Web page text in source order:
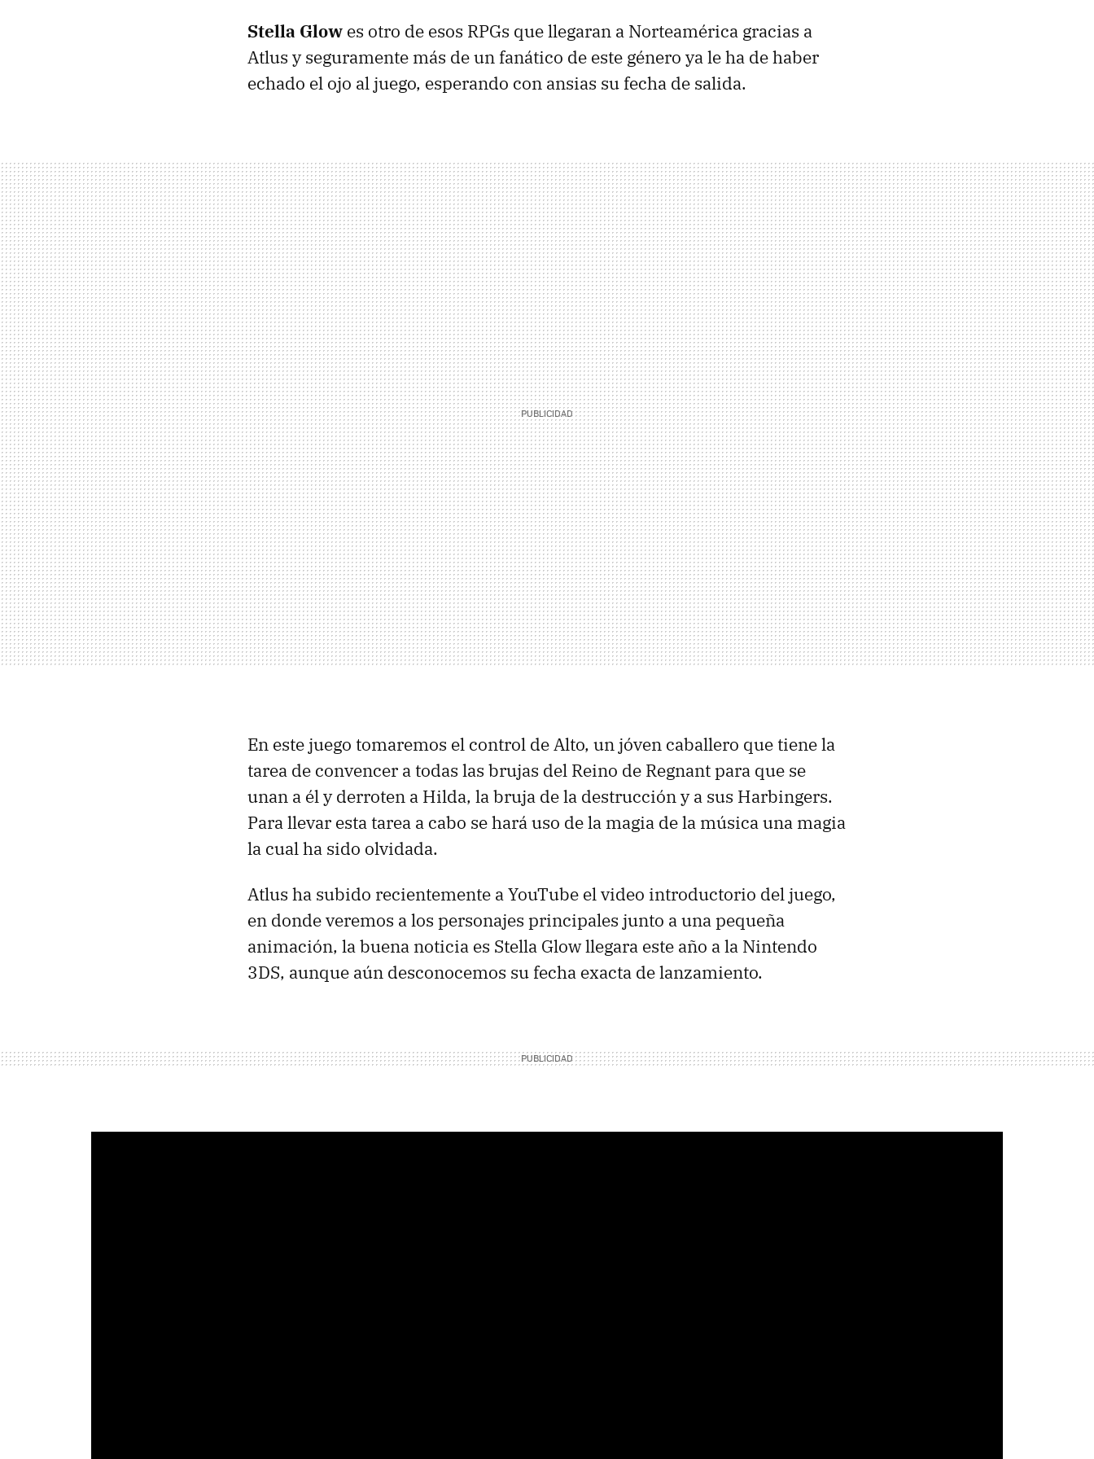
Stella Glow es otro de esos RPGs que llegaran a Norteamérica gracias a
Atlus y seguramente más de un fanático de este género ya le ha de haber
echado el ojo al juego, esperando con ansias su fecha de salida.
En este juego tomaremos el control de Alto, un jóven caballero que tiene la
tarea de convencer a todas las brujas del Reino de Regnant para que se
unan a él y derroten a Hilda, la bruja de la destrucción y a sus Harbingers.
Para llevar esta tarea a cabo se hará uso de la magia de la música una magia
la cual ha sido olvidada.
Atlus ha subido recientemente a YouTube el video introductorio del juego,
en donde veremos a los personajes principales junto a una pequeña
animación, la buena noticia es Stella Glow llegara este año a la Nintendo
3DS, aunque aún desconocemos su fecha exacta de lanzamiento.